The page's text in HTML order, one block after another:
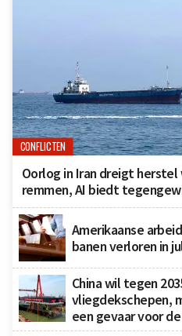
CONFLICTEN
Oorlog in Iran dreigt
remmen, AI biedt
Amerikaanse
banen verloren in
China wil tegen
vliegdekschepen,
een gevaar voor